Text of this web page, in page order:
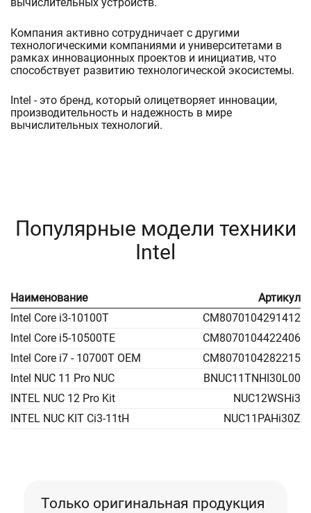
Компания активно сотрудничает с другими
технологическими компаниями и университетами в
рамках инновационных проектов и инициатив, что
способствует развитию технологической экосистемы.
Intel - это бренд, который олицетворяет инновации,
производительность и надежность в мире
вычислительных технологий.
Популярные модели техники
Intel
Наименование
Артикул
Intel Core i3-10100T
CM8070104291412
Intel Core i5-10500TE
CM8070104422406
Intel Core i7 - 10700T OEM
CM8070104282215
Intel NUC 11 Pro NUC
BNUC11TNHI30L00
INTEL NUC 12 Pro Kit
NUC12WSHi3
INTEL NUC KIT Ci3-11tH
NUC11PAHi30Z
Только оригинальная продукция